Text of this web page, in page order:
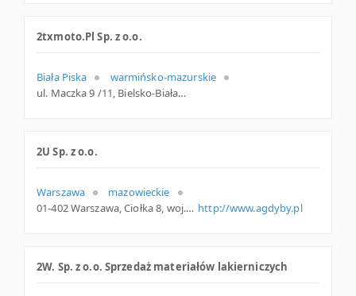
2txmoto.Pl Sp. z o.o.
Biała Piska
warmińsko-mazurskie
ul. Maczka 9 /11, Bielsko-Biała
2U Sp. z o.o.
Warszawa
mazowieckie
01-402 Warszawa, Ciołka 8, woj. Mazowieckie, pow. Warszawa, gm. Warszawa http://www.agdyby.pl
2W. Sp. z o.o. Sprzedaż materiałów lakierniczych